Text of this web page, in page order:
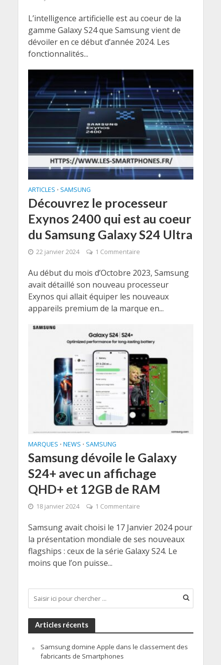
L’intelligence artificielle est au coeur de la
gamme Galaxy S24 que Samsung vient de
dévoiler en ce début d’année 2024. Les
fonctionnalités...
ARTICLES • SAMSUNG
Découvrez le processeur
Exynos 2400 qui est au coeur
du Samsung Galaxy S24 Ultra
22 janvier 2024 1 Commentaire
Au début du mois d’Octobre 2023, Samsung
avait détaillé son nouveau processeur
Exynos qui allait équiper les nouveaux
appareils premium de la marque en...
MARQUES • NEWS • SAMSUNG
Samsung dévoile le Galaxy
S24+ avec un affichage
QHD+ et 12GB de RAM
18 janvier 2024 1 Commentaire
Samsung avait choisi le 17 Janvier 2024 pour
la présentation mondiale de ses nouveaux
flagships : ceux de la série Galaxy S24. Le
moins que l’on puisse...
Articles récents
Samsung domine Apple dans le classement des
fabricants de Smartphones